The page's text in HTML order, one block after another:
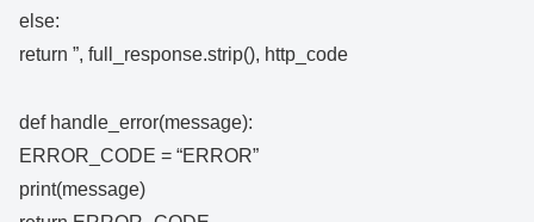
else:
return ”, full_response.strip(), http_code
def handle_error(message):
ERROR_CODE = “ERROR”
print(message)